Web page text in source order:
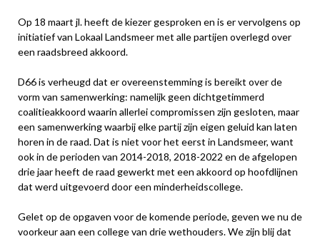
Op 18 maart jl. heeft de kiezer gesproken en is er vervolgens op
initiatief van Lokaal Landsmeer met alle partijen overlegd over
een raadsbreed akkoord.
D66 is verheugd dat er overeenstemming is bereikt over de
vorm van samenwerking: namelijk geen dichtgetimmerd
coalitieakkoord waarin allerlei compromissen zijn gesloten, maar
een samenwerking waarbij elke partij zijn eigen geluid kan laten
horen in de raad. Dat is niet voor het eerst in Landsmeer, want
ook in de perioden van 2014-2018, 2018-2022 en de afgelopen
drie jaar heeft de raad gewerkt met een akkoord op hoofdlijnen
dat werd uitgevoerd door een minderheidscollege.
Gelet op de opgaven voor de komende periode, geven we nu de
voorkeur aan een college van drie wethouders. We zijn blij dat